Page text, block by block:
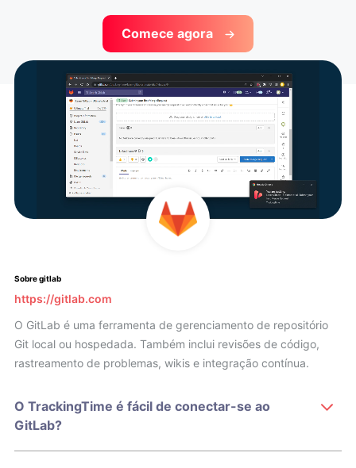
Comece agora
Sobre gitlab
https://gitlab.com
O GitLab é uma ferramenta de gerenciamento de repositório
Git local ou hospedada. Também inclui revisões de código,
rastreamento de problemas, wikis e integração contínua.
O TrackingTime é fácil de conectar-se ao
GitLab?